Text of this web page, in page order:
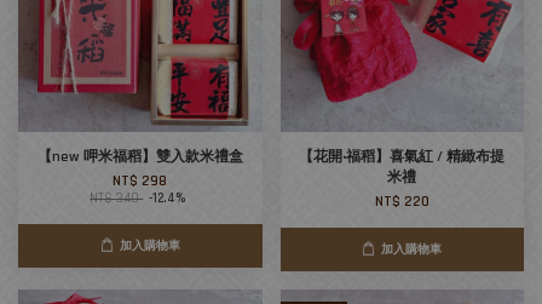
【new 呷米福稻】雙入款米禮盒
NT$ 298
NT$ 340 -12.4%
加入購物車
【花開‧福稻】喜氣紅 / 精緻布提
米禮
NT$ 220
加入購物車